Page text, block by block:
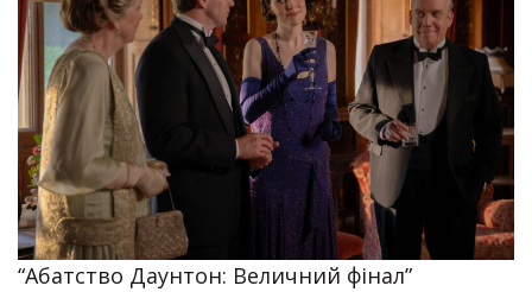
“Абатство Даунтон: Величний фінал”